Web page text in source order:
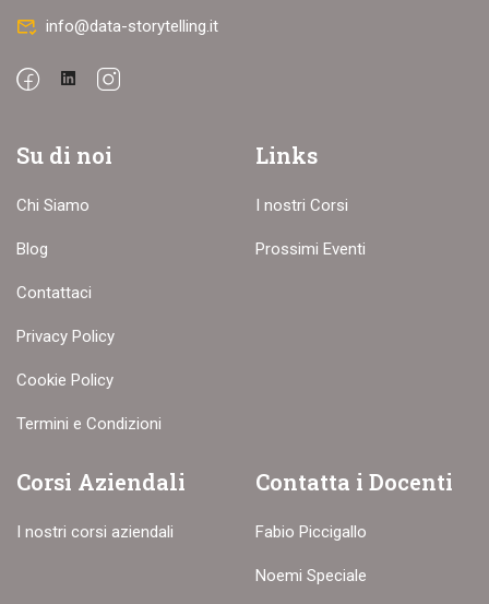
info@data-storytelling.it
Su di noi
Chi Siamo
Blog
Contattaci
Privacy Policy
Cookie Policy
Termini e Condizioni
Links
I nostri Corsi
Prossimi Eventi
Corsi Aziendali
I nostri corsi aziendali
Contatta i Docenti
Fabio Piccigallo
Noemi Speciale